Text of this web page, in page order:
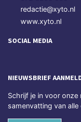
redactie@xyto.nl
www.xyto.nl
SOCIAL MEDIA
NIEUWSBRIEF
Schrijf je in voor
samenvatting van